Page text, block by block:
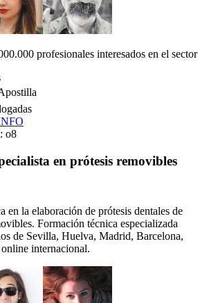
profesionales interesados en el sector
o8
en prótesis removibles
en la elaboración de prótesis dentales de
Formación técnica especializada
de Sevilla, Huelva, Madrid, Barcelona,
internacional.